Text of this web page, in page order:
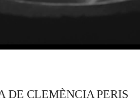
DE CLEMÈNCIA PERIS